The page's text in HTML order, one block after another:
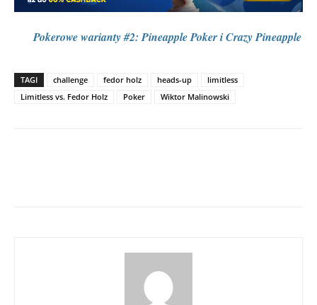
Pokerowe warianty #2: Pineapple Poker i Crazy Pineapple
TAGI challenge fedor holz heads-up
limitless
Limitless vs. Fedor Holz
Poker Wiktor Malinowski